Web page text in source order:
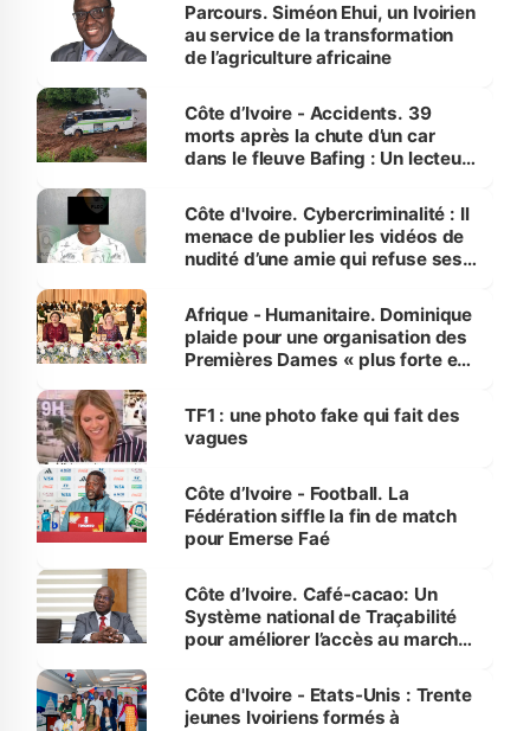
Parcours. Siméon Ehui, un Ivoirien
au service de la transformation
de l’agriculture africaine
Côte d’Ivoire - Accidents. 39
morts après la chute d’un car
dans le fleuve Bafing : Un lecteur
des Transports
Côte d'Ivoire. Cybercriminalité : Il
menace de publier les vidéos de
nudité d’une amie qui refuse ses
Afrique - Humanitaire. Dominique
plaide pour une organisation des
Premières Dames « plus forte et
sur la scène internationale »
TF1 : une photo fake qui fait des
vagues
Côte d’Ivoire - Football. La
Fédération siffle la fin de match
pour Emerse Faé
Côte d’Ivoire. Café-cacao: Un
Système national de Traçabilité
pour améliorer l’accès au marché
Côte d'Ivoire - Etats-Unis : Trente
jeunes Ivoiriens formés à